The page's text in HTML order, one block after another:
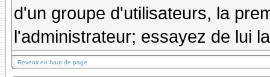
d'un groupe d'utilisateurs, la
l'administrateur; essayez de lui
Revenir en haut de page